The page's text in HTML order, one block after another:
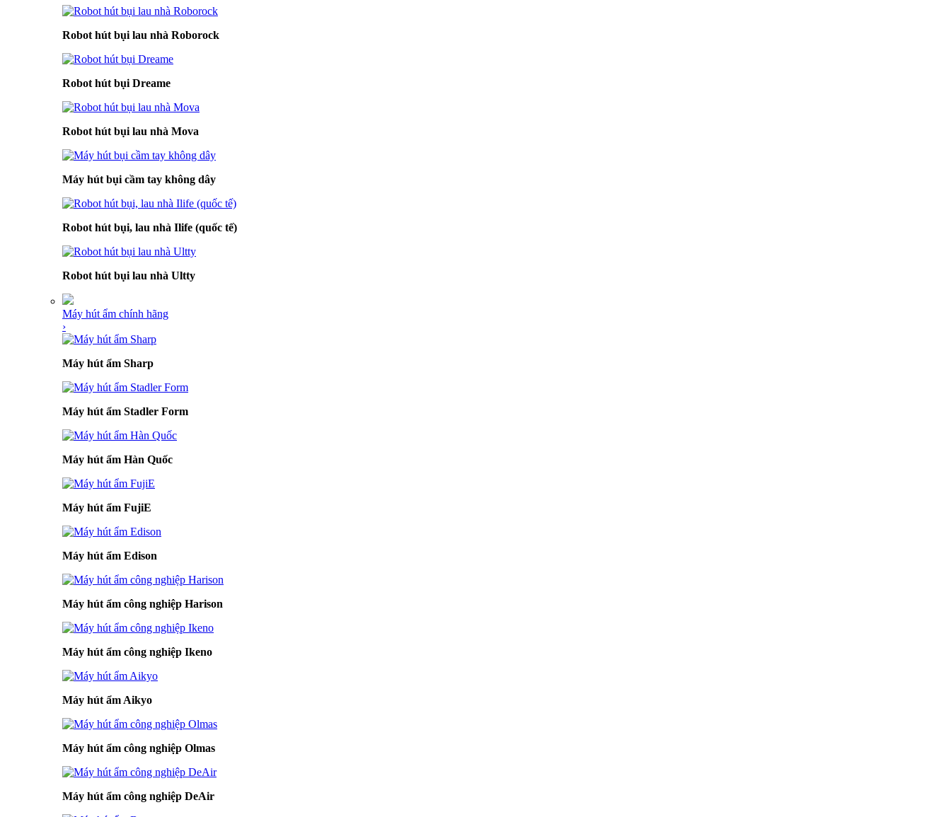
Robot hút bụi lau nhà Roborock
Robot hút bụi Dreame
Robot hút bụi lau nhà Mova
Máy hút bụi cầm tay không dây
Robot hút bụi, lau nhà Ilife (quốc tế)
Robot hút bụi lau nhà Ultty
Máy hút ẩm chính hãng
›
Máy hút ẩm Sharp
Máy hút ẩm Stadler Form
Máy hút ẩm Hàn Quốc
Máy hút ẩm FujiE
Máy hút ẩm Edison
Máy hút ẩm công nghiệp Harison
Máy hút ẩm công nghiệp Ikeno
Máy hút ẩm Aikyo
Máy hút ẩm công nghiệp Olmas
Máy hút ẩm công nghiệp DeAir